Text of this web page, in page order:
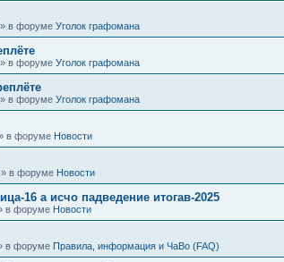
» в форуме Уголок графомана
» в форуме Уголок графомана
» в форуме Уголок графомана
в форуме Новости
» в форуме Новости
16 а исчо падведение итогав-2025
в форуме Новости
в форуме Правила, информация и ЧаВо (FAQ)